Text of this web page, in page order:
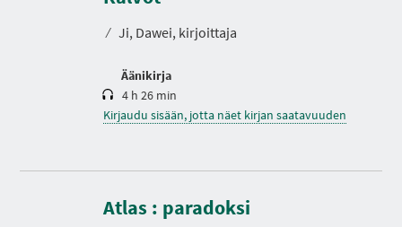
⁄ Ji, Dawei, kirjoittaja
Äänikirja
t
4 h 26 min
Kirjaudu sisään, jotta näet kirjan saatavuuden
Atlas : paradoksi
K
s
t